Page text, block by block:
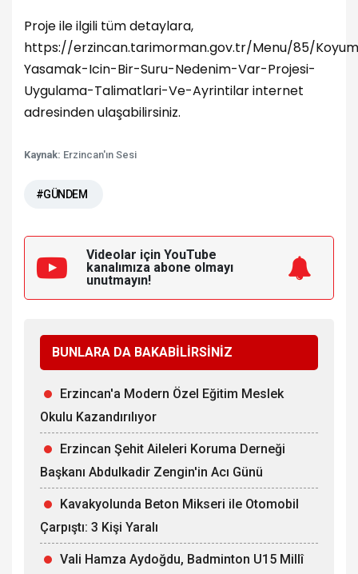
Proje ile ilgili tüm detaylara,
https://erzincan.tarimorman.gov.tr/Menu/85/
Yasamak-Icin-Bir-Suru-Nedenim-Var-Projesi-
Uygulama-Talimatlari-Ve-Ayrintilar internet
adresinden ulaşabilirsiniz.
Kaynak: Erzincan'ın Sesi
#GÜNDEM
Videolar için YouTube
kanalımıza abone olmayı
unutmayın!
BUNLARA DA BAKABİLİRSİNİZ
Erzincan'a Modern Özel Eğitim Meslek
Okulu Kazandırılıyor
Erzincan Şehit Aileleri Koruma Derneği
Başkanı Abdulkadir Zengin'in Acı Günü
Kavakyolunda Beton Mikseri ile Otomobil
Çarpıştı: 3 Kişi Yaralı
Vali Hamza Aydoğdu, Badminton U15 Millî